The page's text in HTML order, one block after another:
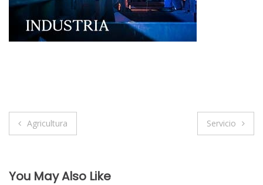
Navegación
entradas
Agricultura Servicio
You May Also Like